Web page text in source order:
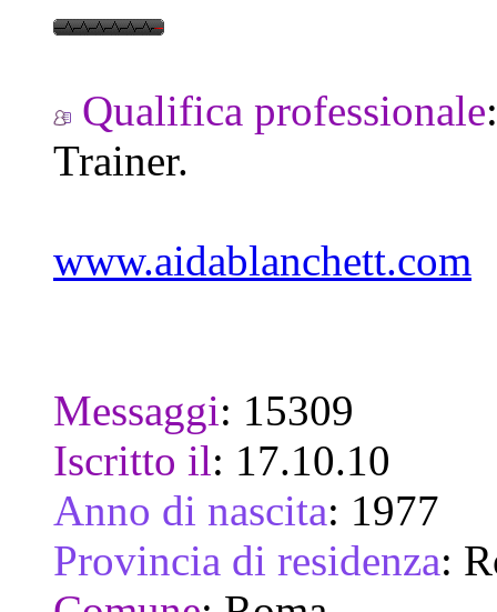
Qualifica professionale
Trainer.
www.aidablanchett.com
Messaggi: 15309
Iscritto il: 17.10.10
Anno di nascita: 1977
Provincia di residenza: